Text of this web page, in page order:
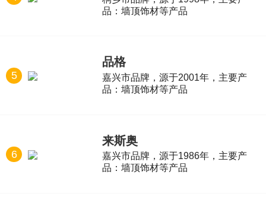
品：墙顶饰材等产品
5
品格
嘉兴市品牌，源于2001年，主要产
品：墙顶饰材等产品
6
来斯奥
嘉兴市品牌，源于1986年，主要产
品：墙顶饰材等产品